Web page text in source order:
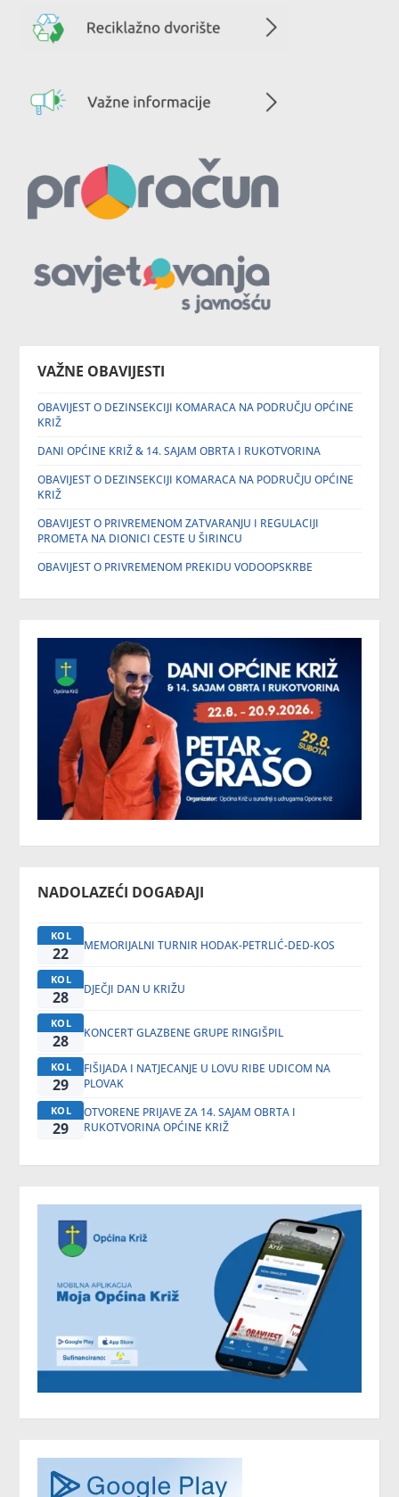
VAŽNE OBAVIJESTI
OBAVIJEST O DEZINSEKCIJI KOMARACA NA PODRUČJU OPĆINE
KRIŽ
DANI OPĆINE KRIŽ & 14. SAJAM OBRTA I RUKOTVORINA
OBAVIJEST O DEZINSEKCIJI KOMARACA NA PODRUČJU OPĆINE
KRIŽ
OBAVIJEST O PRIVREMENOM ZATVARANJU I REGULACIJI
PROMETA NA DIONICI CESTE U ŠIRINCU
OBAVIJEST O PRIVREMENOM PREKIDU VODOOPSKRBE
NADOLAZEĆI DOGAĐAJI
KOL
22 MEMORIJALNI TURNIR HODAK-PETRLIĆ-DED-KOS
KOL
28 DJEČJI DAN U KRIŽU
KOL
28 KONCERT GLAZBENE GRUPE RINGIŠPIL
KOL
29
FIŠIJADA I NATJECANJE U LOVU RIBE UDICOM NA
PLOVAK
KOL
29
OTVORENE PRIJAVE ZA 14. SAJAM OBRTA I
RUKOTVORINA OPĆINE KRIŽ